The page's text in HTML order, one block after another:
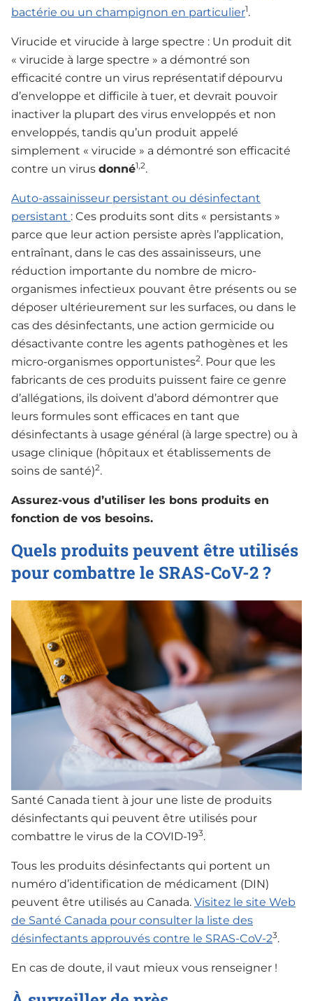
bactérie ou un champignon en particulier1.
Virucide et virucide à large spectre : Un produit dit
« virucide à large spectre » a démontré son
efficacité contre un virus représentatif dépourvu
d’enveloppe et difficile à tuer, et devrait pouvoir
inactiver la plupart des virus enveloppés et non
enveloppés, tandis qu’un produit appelé
simplement « virucide » a démontré son efficacité
contre un virus donné1,2.
Auto-assainisseur persistant ou désinfectant
persistant : Ces produits sont dits « persistants »
parce que leur action persiste après l’application,
entraînant, dans le cas des assainisseurs, une
réduction importante du nombre de micro-
organismes infectieux pouvant être présents ou se
déposer ultérieurement sur les surfaces, ou dans le
cas des désinfectants, une action germicide ou
désactivante contre les agents pathogènes et les
micro-organismes opportunistes2. Pour que les
fabricants de ces produits puissent faire ce genre
d’allégations, ils doivent d’abord démontrer que
leurs formules sont efficaces en tant que
désinfectants à usage général (à large spectre) ou à
usage clinique (hôpitaux et établissements de
soins de santé)2.
Assurez-vous d’utiliser les bons produits en
fonction de vos besoins.
Quels produits peuvent être utilisés
pour combattre le SRAS-CoV-2 ?
Santé Canada tient à jour une liste de produits
désinfectants qui peuvent être utilisés pour
combattre le virus de la COVID-193.
Tous les produits désinfectants qui portent un
numéro d’identification de médicament (DIN)
peuvent être utilisés au Canada. Visitez le site Web
de Santé Canada pour consulter la liste des
désinfectants approuvés contre le SRAS-CoV-23.
En cas de doute, il vaut mieux vous renseigner !